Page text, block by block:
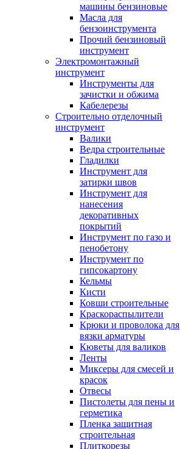
машины бензиновые
Масла для
бензоинструмента
Прочий бензиновый
инструмент
Электромонтажный
инструмент
Инструменты для
зачистки и обжима
Кабелерезы
Строительно отделочный
инструмент
Валики
Ведра строительные
Гладилки
Инструмент для
затирки швов
Инструмент для
нанесения
декоративных
покрытий
Инструмент по газо и
пенобетону
Инструмент по
гипсокартону
Кельмы
Кисти
Ковши строительные
Краскораспылители
Крюки и проволока для
вязки арматуры
Кюветы для валиков
Ленты
Миксеры для смесей и
красок
Отвесы
Пистолеты для пены и
герметика
Пленка защитная
строительная
Плиткорезы